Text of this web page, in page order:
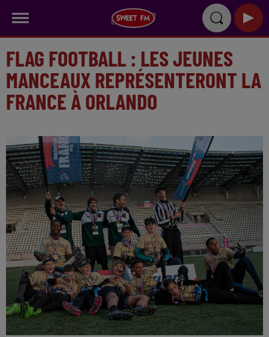
FLAG FOOTBALL : LES JEUNES
MANCEAUX REPRÉSENTERONT LA
FRANCE À ORLANDO